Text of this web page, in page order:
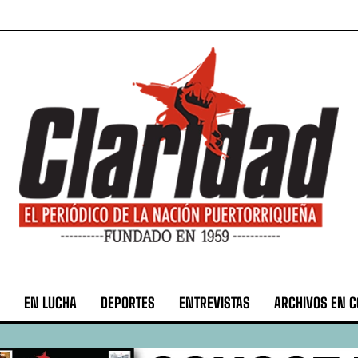
EN LUCHA DEPORTES ENTREVISTAS ARCHIVOS EN